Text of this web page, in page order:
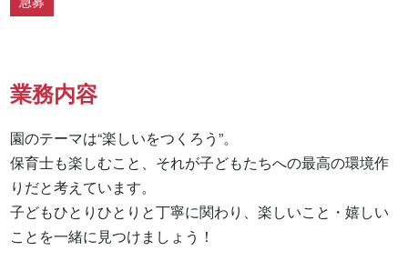
業務内容
園のテーマは“楽しいをつくろう”。
保育士も楽しむこと、それが子どもたちへの最高の環境作
りだと考えています。
子どもひとりひとりと丁寧に関わり、楽しいこと・嬉しい
ことを一緒に見つけましょう！